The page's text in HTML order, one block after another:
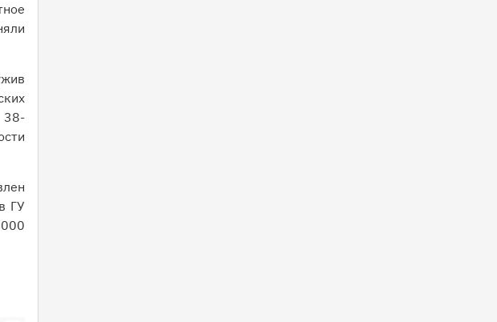
38-
ГУ